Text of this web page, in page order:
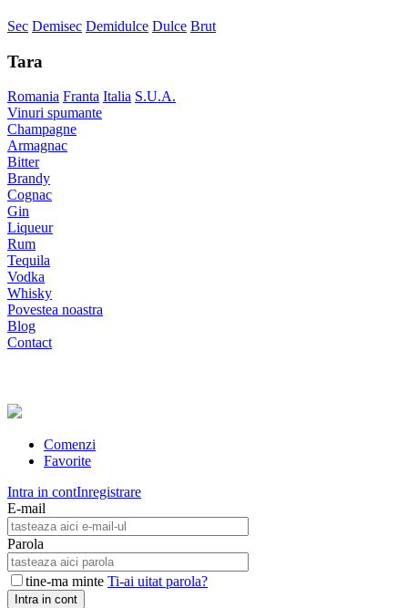
Sec Demisec Demidulce Dulce Brut
Tara
Romania Franta Italia S.U.A.
Vinuri spumante
Champagne
Armagnac
Bitter
Brandy
Cognac
Gin
Liqueur
Rum
Tequila
Vodka
Whisky
Povestea noastra
Blog
Contact
Comenzi
Favorite
Intra in contInregistrare
E-mail
Parola
tine-ma minte Ti-ai uitat parola?
Intra in cont